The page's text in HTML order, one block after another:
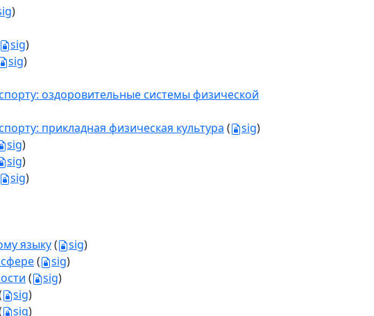
)
sig)
sig)
оздоровительные системы физической
прикладная физическая культура ( sig)
sig)
sig)
sig)
языку( sig)
( sig)
( sig)
sig)
sig)